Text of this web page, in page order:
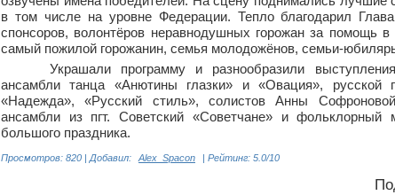
в том числе на уровне Федерации. Тепло благодарил
спонсоров, волонтёров неравнодушных горожан за
самый пожилой горожанин, семья молодожёнов, семьи-
Украшали программу и разнообразили
ансамбли танца «Анютины глазки» и «Овация», русской
«Надежда», «Русский стиль», солистов Анны
ансамбли из пгт.
Советский «Советчане» и фольклорный
большого праздника.
Просмотров: 820 | Добавил: Alex_Spacon | Рейтинг: 5.0/10